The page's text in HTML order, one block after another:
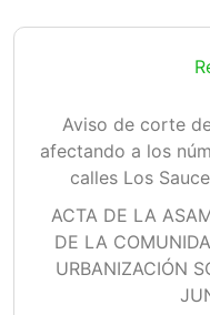
Aviso de corte
afectando a los
calles Los
ACTA DE LA
DE LA
URBANIZACIÓN